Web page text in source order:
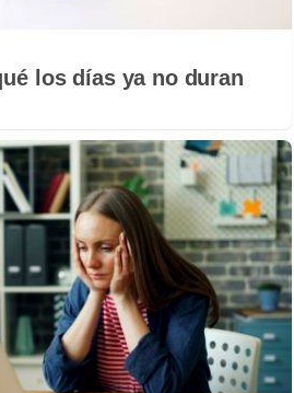
los días ya no duran